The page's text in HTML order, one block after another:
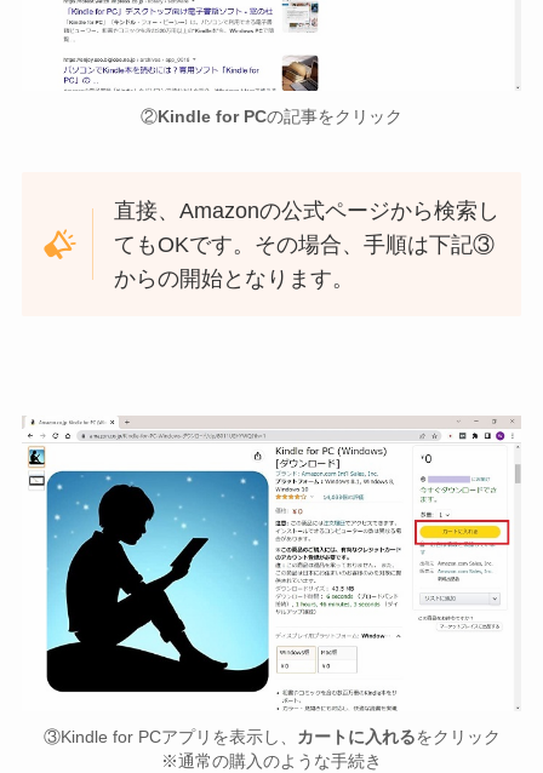
②Kindle for PCの記事をクリック
直接、Amazonの公式ページから検索し
てもOKです。その場合、手順は下記③
からの開始となります。
③Kindle for PCアプリを表示し、 カートに入れるをクリック
※通常の購入のような手続き